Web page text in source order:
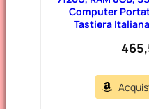
Computer
Tastiera